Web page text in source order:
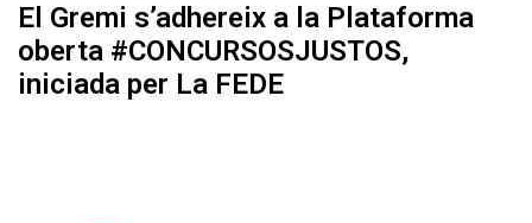
El Gremi s’adhereix a la Plataforma
oberta #CONCURSOSJUSTOS,
iniciada per La FEDE